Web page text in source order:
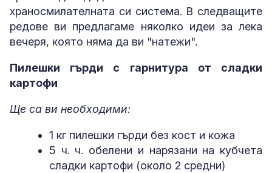
храносмилателната си система. В следващите
редове ви предлагаме няколко идеи за лека
вечеря, която няма да ви "натежи".
Пилешки гърди с гарнитура от сладки
картофи
Ще са ви необходими:
1 кг пилешки гърди без кост и кожа
5 ч. ч. обелени и нарязани на кубчета
сладки картофи (около 2 средни)